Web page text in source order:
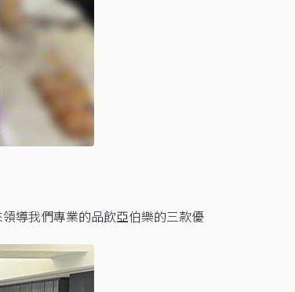
導我們專業的品飲亞伯樂的三款優